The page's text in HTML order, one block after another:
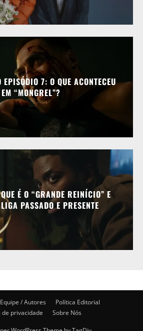
EPISÓDIO 7: O QUE ACONTECEU
EM “MONGREL”?
É O “GRANDE REINÍCIO” E
PASSADO E PRESENTE
Equipe / Autores
Política Editorial
de privacidade
Sobre Nós